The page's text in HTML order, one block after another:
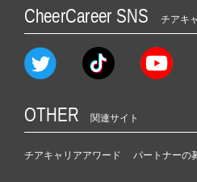
CheerCareer SNS チアキ
OTHER 関連サイト
チアキャリアアワード パートナーの